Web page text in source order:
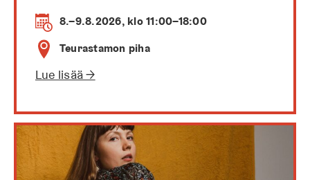
8.–9.8.2026, klo 11:00–18:00
Teurastamon piha
Lue lisää →